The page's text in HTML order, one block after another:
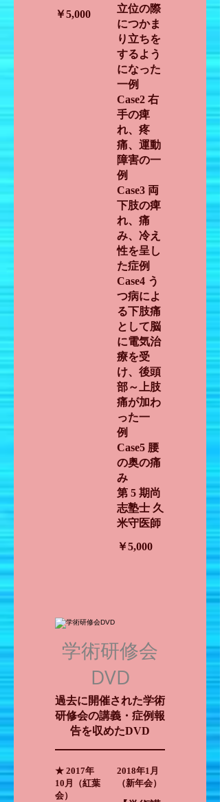
￥5,000
立位の際
につかま
り立ちを
するよう
になった
一例
Case2 右
手の痺
れ、疼
痛、運動
障害の一
例
Case3 両
下肢の痺
れ、痛
み、冷え
性を呈し
た症例
Case4 う
つ病によ
る下肢痛
として脳
に電気治
療を受
け、後頭
部～上肢
痛が加わ
った一
例
Case5 腰
の奥の痛
み
第 5 期尚
志塾士 久
米守医師
￥5,000
学術研修会
DVD
過去に開催された学術
研修会の講義・症例報
告を収めたDVD
★ 2017年
10月（紅葉
会）
2018年1月
（新年会）